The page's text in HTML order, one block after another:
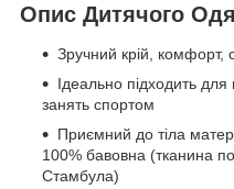
Опис Дитячого
Зручний крій, комфорт,
Ідеально підходить
занять спортом
Приємний до тіла
100% бавовна (тканина
Стамбула)